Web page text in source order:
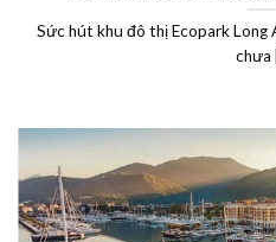
Sức hút khu đô thị Ecopark Long
chưa